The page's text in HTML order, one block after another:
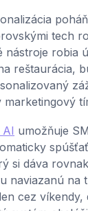
tech
nástroje robia
reštaurácia,
marketingový
umožňuje
si dáva
naviazanú na
cez víkendy,